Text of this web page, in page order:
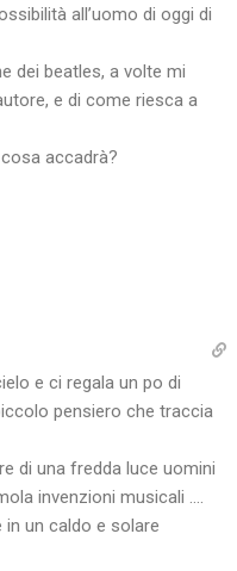
lucy tra le tante cose che
all’uomo di oggi di
dei beatles, a volte mi
e di come riesca a
accadrà?
e ci regala un po di
pensiero che traccia
di una fredda luce uomini
invenzioni musicali ….
un caldo e solare